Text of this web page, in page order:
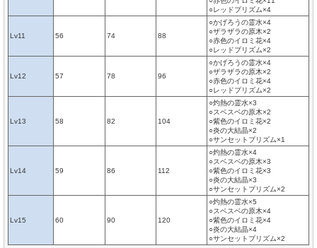
○レッドプリズム×4
Lv11 56 74 88
○かげろうの霊水×4
○ザラザラの原木×2
○赤色のイロミ花×4
○レッドプリズム×2
Lv12 57 78 96
○かげろうの霊水×4
○ザラザラの原木×2
○赤色のイロミ花×4
○レッドプリズム×2
Lv13 58 82 104
○灼熱の霊水×3
○スベスベの原木×2
○紫色のイロミ花×2
○炎の大結晶×2
○サンセットプリズム×1
Lv14 59 86 112
○灼熱の霊水×4
○スベスベの原木×3
○紫色のイロミ花×3
○炎の大結晶×3
○サンセットプリズム×2
Lv15 60 90 120
○灼熱の霊水×5
○スベスベの原木×4
○紫色のイロミ花×4
○炎の大結晶×4
○サンセットプリズム×2